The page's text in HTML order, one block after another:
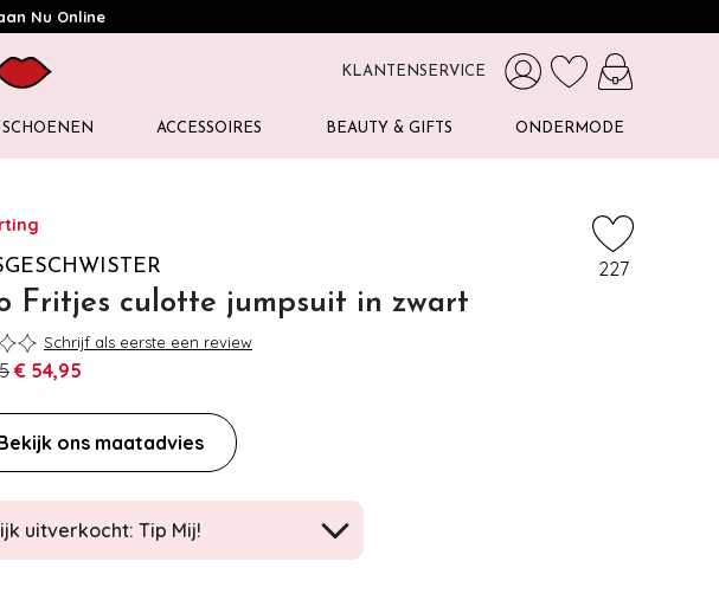
Nu Online
KLANTENSERVICE
SCHOENEN ACCESSOIRES BEAUTY & GIFTS ONDERMODE
Fritjes culotte jumpsuit in zwart
227
Schrijf als eerste een review
€ 54,95
ons maatadvies
uitverkocht: Tip Mij!